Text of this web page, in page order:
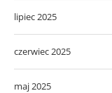
lipiec 2025
czerwiec 2025
maj 2025